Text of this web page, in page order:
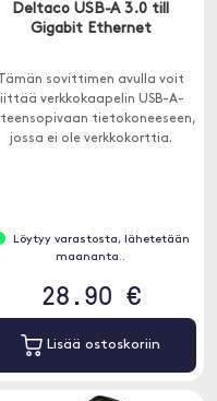
Deltaco USB-A 3.0 till
Gigabit Ethernet
Tämän sovittimen avulla voit
liittää verkkokaapelin USB-A-
tietokoneeseen,
jossa ei ole verkkokorttia.
Löytyy varastosta, lähetetään
maananta..
28.90 €
Lisää ostoskoriin